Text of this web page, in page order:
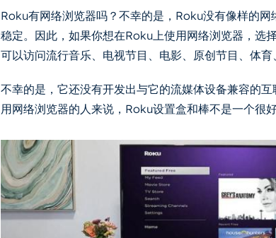
Roku有网络浏览器吗？不幸的是，Roku没有像样的
稳定。因此，如果你想在Roku上使用网络浏览器，选
可以访问流行音乐、电视节目、电影、原创节目、体育
不幸的是，它还没有开发出与它的流媒体设备兼容的
用网络浏览器的人来说，Roku设置盒和棒不是一个很好